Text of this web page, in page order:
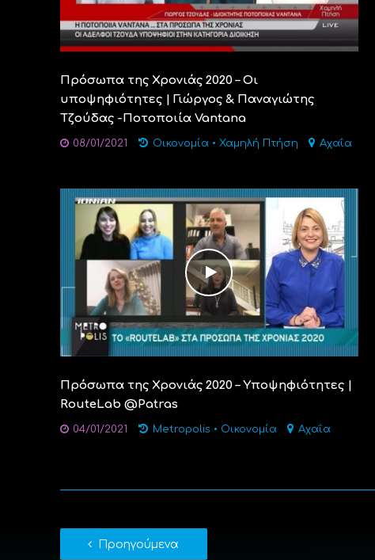
Πρόσωπα της Χρονιάς 2020 – Οι
υποψηφιότητες | Γιώργος & Παναγιώτης
Τζούδας -Ποτοποιία Vantana
08/01/2021 Οικονομία • Χαμηλή Πτήση Αχαΐα
Πρόσωπα της Χρονιάς 2020 – Υποψηφιότητες |
RouteLab @Patras
04/01/2021 Metropolis • Οικονομία Αχαΐα
Προηγούμενα